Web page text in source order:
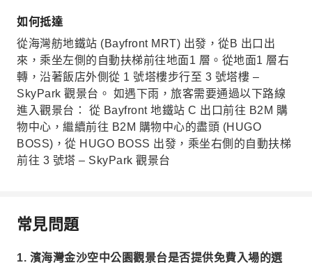
如何抵達
從海灣舫地鐵站 (Bayfront MRT) 出發，從B 出口出
來，乘坐左側的自動扶梯前往地面1 層。從地面1 層右
轉，沿著飯店外側從 1 號塔樓步行至 3 號塔樓 –
SkyPark 觀景台。 如遇下雨，旅客需要通過以下路線
進入觀景台： 從 Bayfront 地鐵站 C 出口前往 B2M 購
物中心，繼續前往 B2M 購物中心的盡頭 (HUGO
BOSS)，從 HUGO BOSS 出發，乘坐右側的自動扶梯
前往 3 號塔 – SkyPark 觀景台
常見問題
1. 濱海灣金沙空中公園觀景台是否提供免費入場的選